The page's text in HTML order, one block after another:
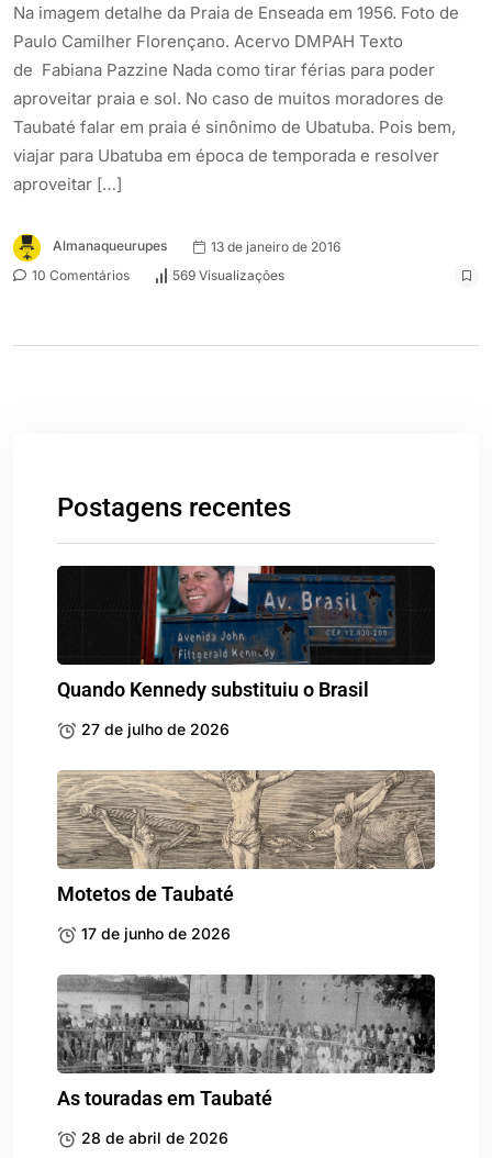
Na imagem detalhe da Praia de Enseada em 1956. Foto de
Paulo Camilher Florençano. Acervo DMPAH Texto
de Fabiana Pazzine Nada como tirar férias para poder
aproveitar praia e sol. No caso de muitos moradores de
Taubaté falar em praia é sinônimo de Ubatuba. Pois bem,
viajar para Ubatuba em época de temporada e resolver
aproveitar […]
Almanaqueurupes
13 de janeiro de 2016
10 Comentários
569 Visualizações
Postagens recentes
Quando Kennedy substituiu o Brasil
27 de julho de 2026
Motetos de Taubaté
17 de junho de 2026
As touradas em Taubaté
28 de abril de 2026